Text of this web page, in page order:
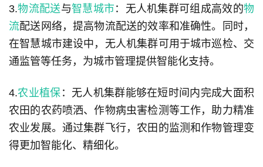
3.物流配送与智慧城市：无人机集群可组成高效的物
流配送网络，提高物流配送的效率和准确性。同时，
在智慧城市建设中，无人机集群可用于城市巡检、交
通监管等任务，为城市管理提供智能化支持。
4.农业植保 ：无人机集群能够在短时间内完成大面积
农田的农药喷洒、作物病虫害检测等工作，助力精准
农业发展。通过集群飞行，农田的监测和作物管理变
得更加智能化、精细化。